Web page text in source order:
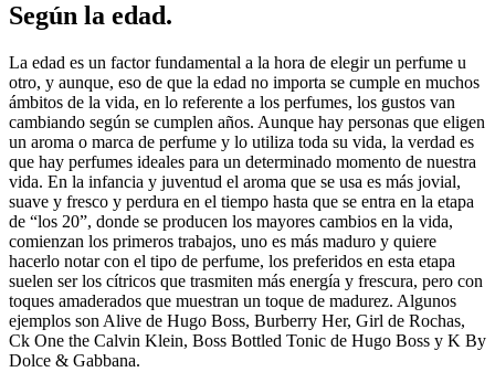
Según la edad.
La edad es un factor fundamental a la hora de elegir un perfume u
otro, y aunque, eso de que la edad no importa se cumple en muchos
ámbitos de la vida, en lo referente a los perfumes, los gustos van
cambiando según se cumplen años. Aunque hay personas que eligen
un aroma o marca de perfume y lo utiliza toda su vida, la verdad es
que hay perfumes ideales para un determinado momento de nuestra
vida. En la infancia y juventud el aroma que se usa es más jovial,
suave y fresco y perdura en el tiempo hasta que se entra en la etapa
de “los 20”, donde se producen los mayores cambios en la vida,
comienzan los primeros trabajos, uno es más maduro y quiere
hacerlo notar con el tipo de perfume, los preferidos en esta etapa
suelen ser los cítricos que trasmiten más energía y frescura, pero con
toques amaderados que muestran un toque de madurez. Algunos
ejemplos son Alive de Hugo Boss, Burberry Her, Girl de Rochas,
Ck One the Calvin Klein, Boss Bottled Tonic de Hugo Boss y K By
Dolce & Gabbana.